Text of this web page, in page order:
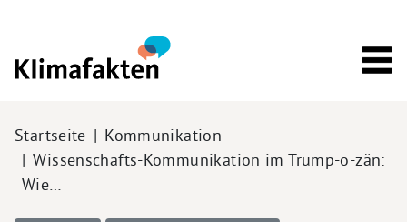
Pfadnavigation
Startseite
Kommunikation
Wissenschafts-Kommunikation im Trump-o-zän:
Wie…